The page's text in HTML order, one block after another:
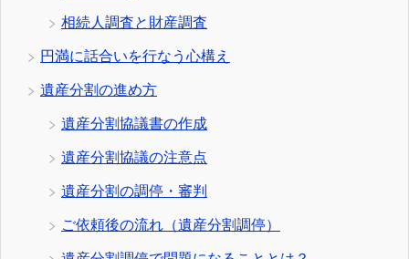
相続人調査と財産調査
円満に話合いを行なう心構え
遺産分割の進め方
遺産分割協議書の作成
遺産分割協議の注意点
遺産分割の調停・審判
ご依頼後の流れ（遺産分割調停）